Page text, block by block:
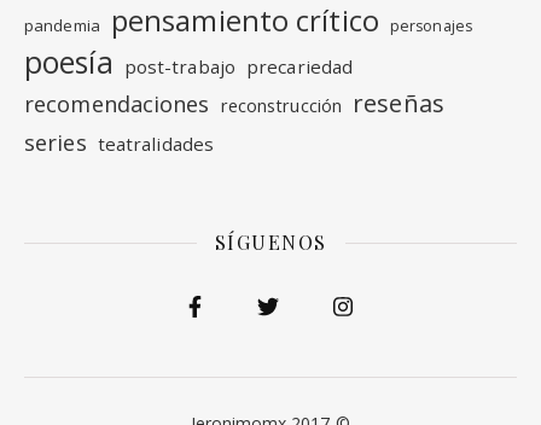
pandemia pensamiento crítico personajes
poesía post-trabajo precariedad
recomendaciones reconstrucción reseñas
series teatralidades
SÍGUENOS